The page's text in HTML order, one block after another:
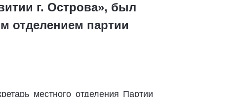
г. Острова», был
отделением партии
местного отделения Партии